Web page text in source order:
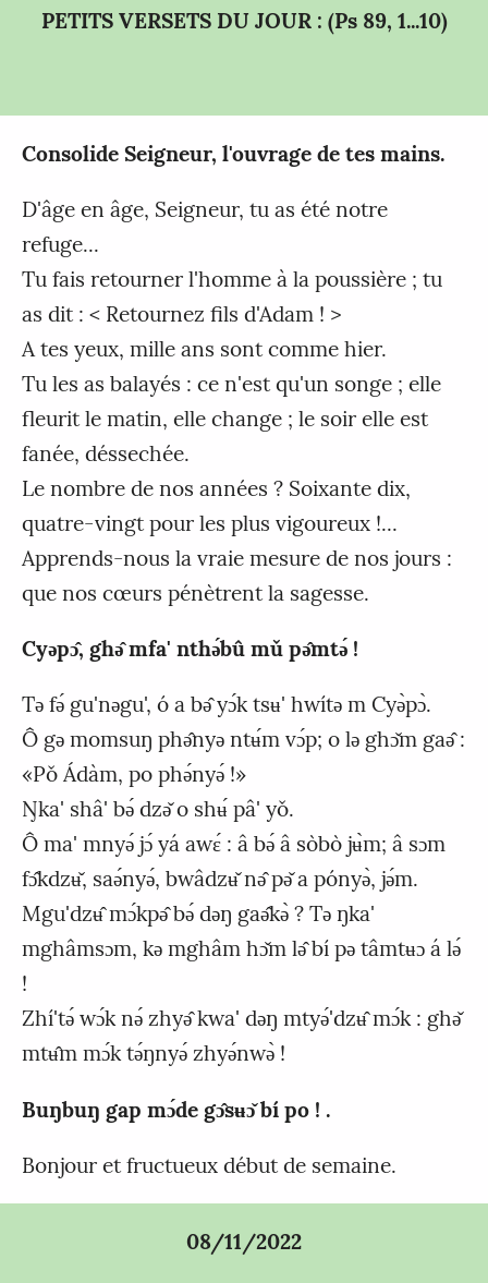
PETITS VERSETS DU JOUR : (Ps 89, 1...10)
Consolide Seigneur, l'ouvrage de tes mains.
D'âge en âge, Seigneur, tu as été notre
refuge...
Tu fais retourner l'homme à la poussière ; tu
as dit : < Retournez fils d'Adam ! >
A tes yeux, mille ans sont comme hier.
Tu les as balayés : ce n'est qu'un songe ; elle
fleurit le matin, elle change ; le soir elle est
fanée, déssechée.
Le nombre de nos années ? Soixante dix,
quatre-vingt pour les plus vigoureux !...
Apprends-nous la vraie mesure de nos jours :
que nos cœurs pénètrent la sagesse.
Cyǝpɔ̂, ghǝ̂ mfa' nthǝ́bû mǔ pǝ̂mtǝ́ !
Tǝ fǝ́ gu'nǝgu', ó a bǝ̂ yɔ́k tsʉ' hwítǝ m Cyǝ̀pɔ̀.
Ô gǝ momsuŋ phǝ̂nyǝ ntʉ́m vɔ́p; o lǝ ghɔ̌m gaǝ̂ :
«Pǒ Ádàm, po phǝ́nyǝ́ !»
Ŋka' shâ' bǝ́ dzǝ̌ o shʉ́ pâ' yǒ.
Ô ma' mnyǝ́ jɔ́ yá awɛ́ : â bǝ́ â sòbò jʉ̀m; â sɔm
fɔ̂kdzʉ̌, saǝ́nyǝ́, bwâdzʉ̌ nǝ̂ pǝ̌ a pónyǝ̀, jǝ́m.
Mgu'dzʉ̂ mɔ́kpǝ̂ bǝ́ dǝŋ gaǝ̂kǝ̀ ? Tǝ ŋka'
mghâmsɔm, kǝ mghâm hɔ̌m lǝ̂ bí pǝ tâmtʉɔ á lǝ́
!
Zhí'tǝ́ wɔ́k nǝ́ zhyǝ̂ kwa' dǝŋ mtyǝ́'dzʉ̂ mɔ́k : ghǝ̌
mtʉ̂m mɔ́k tǝ́ŋnyǝ́ zhyǝ́nwǝ̀ !
Buŋbuŋ gap mɔ́de gɔ̂sʉɔ̌ bí po ! .
Bonjour et fructueux début de semaine.
08/11/2022